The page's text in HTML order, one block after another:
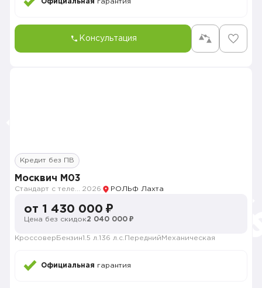
Официальная гарантия
Консультация
Кредит без ПВ
Москвич M03
2026 РОЛЬФ Лахта
от 1 430 000 ₽
Цена без скидок2 040 000 ₽
Кроссовер Бензин1.5 л. 136 л.с. Передний Механическая
Официальная гарантия